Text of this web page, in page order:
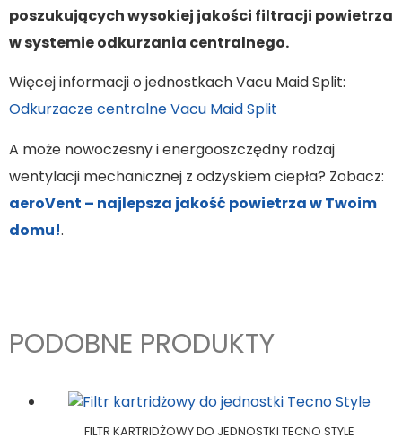
poszukujących wysokiej jakości filtracji powietrza
w systemie odkurzania centralnego.
Więcej informacji o jednostkach Vacu Maid Split:
Odkurzacze centralne Vacu Maid Split
A może nowoczesny i energooszczędny rodzaj
wentylacji mechanicznej z odzyskiem ciepła? Zobacz:
aeroVent – najlepsza jakość powietrza w Twoim
domu!.
PODOBNE PRODUKTY
FILTR KARTRIDŻOWY DO JEDNOSTKI TECNO STYLE